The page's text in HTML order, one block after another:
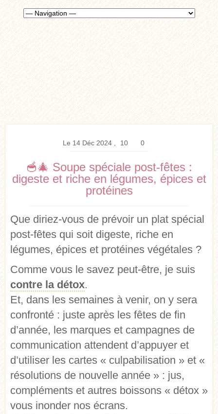
Le 14 Déc 2024 10 0
🥣🎄 Soupe spéciale post-fêtes :
digeste et riche en légumes, épices et
protéines
Que diriez-vous de prévoir un plat spécial
post-fêtes qui soit digeste, riche en
légumes, épices et protéines végétales ?
Comme vous le savez peut-être, je suis
contre la détox.
Et, dans les semaines à venir, on y sera
confronté : juste après les fêtes de fin
d’année, les marques et campagnes de
communication attendent d’appuyer et
d’utiliser les cartes « culpabilisation » et «
résolutions de nouvelle année » : jus,
compléments et autres boissons « détox »
vous inonder nos écrans.